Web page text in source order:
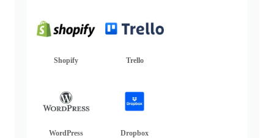
Shopify Trello
WordPress Dropbox